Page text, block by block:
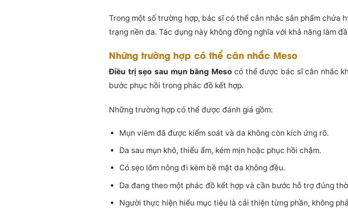
Trong một số trường hợp, bác sĩ có thể cân nhắc sản phẩm
trạng nền da. Tác dụng này không đồng nghĩa với khả năng làm
Những trường hợp có thể cân nhắc Meso
Điều trị sẹo sau mụn bằng Meso có thể được bác sĩ cân nhắc
bước phục hồi trong phác đồ kết hợp.
Những trường hợp có thể được đánh giá gồm:
Mụn viêm đã được kiểm soát và da không còn kích ứng rõ.
Da sau mụn khô, thiếu ẩm, kém mịn hoặc phục hồi chậm.
Có sẹo lõm nông đi kèm bề mặt da không đều.
Da đang theo một phác đồ kết hợp và cần bước hỗ trợ đúng
Người thực hiện hiểu mục tiêu là cải thiện từng phần, không